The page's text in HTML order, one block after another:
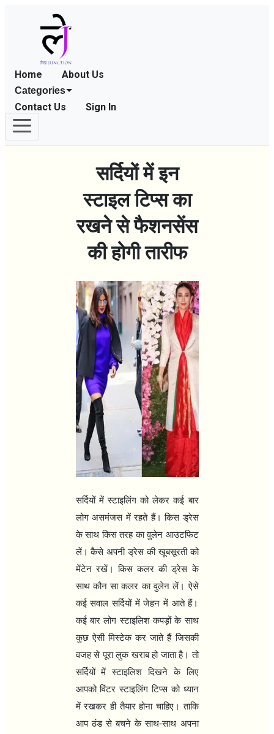
Home About Us
Categories
Contact Us Sign In
सर्दियों में इन
स्टाइल टिप्स का
रखने से फैशनसेंस
की होगी तारीफ
सर्दियों में स्टाइलिंग को लेकर कई बार
लोग असमंजस में रहते हैं। किस ड्रेस
के साथ किस तरह का वुलेन आउटफिट
लें। कैसे अपनी ड्रेस की खूबसूरती को
मेंटेन रखें। किस कलर की ड्रेस के
साथ कौन सा कलर का वुलेन लें। ऐसे
कई सवाल सर्दियों में जेहन में आते हैं।
कई बार लोग स्टाइलिश कपड़ों के साथ
कुछ ऐसी मिस्टेक कर जाते हैं जिसकी
वजह से पूरा लुक खराब हो जाता है। तो
सर्दियों में स्टाइलिश दिखने के लिए
आपको विंटर स्टाइलिंग टिप्स को ध्यान
में रखकर ही तैयार होना चाहिए। ताकि
आप ठंड से बचने के साथ-साथ अपना